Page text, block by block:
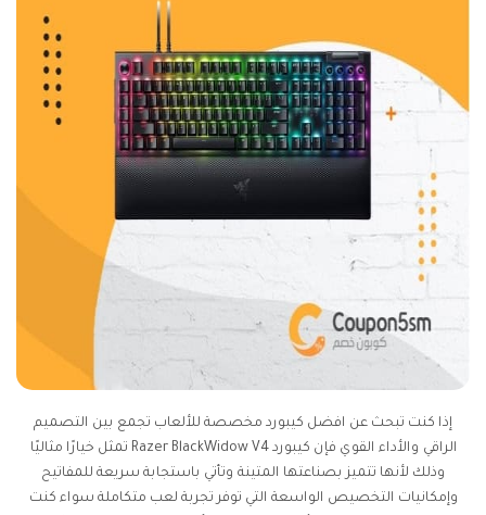
إذا كنت تبحث عن افضل كيبورد مخصصة للألعاب تجمع بين التصميم
الراقي والأداء القوي فإن كيبورد Razer BlackWidow V4 تمثل خيارًا مثاليًا
وذلك لأنها تتميز بصناعتها المتينة وتأتي باستجابة سريعة للمفاتيح
وإمكانيات التخصيص الواسعة التي توفر تجربة لعب متكاملة سواء كنت